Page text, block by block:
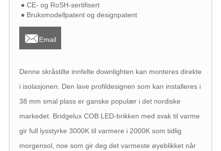
● CE- og RoSH-sertifisert
● Bruksmodellpatent og designpatent
Email
Denne skråstilte innfelte downlighten kan monteres direkte
i isolasjonen. Den lave profildesignen som kan installeres i
38 mm smal plass er ganske populær i det nordiske
markedet. Bridgelux COB LED-brikken med svak til varme
gir full lysstyrke 3000K til varmere i 2000K som tidlig
morgensol, noe som gir deg det varmeste øyeblikket når